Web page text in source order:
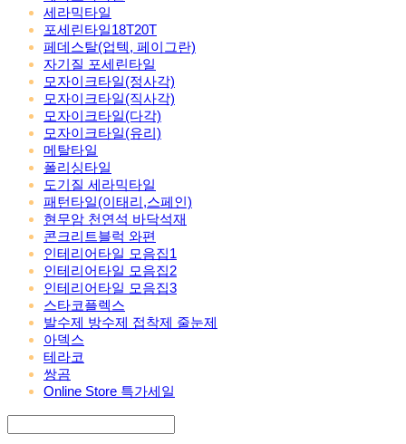
세라믹타일
포세린타일18T20T
페데스탈(업텍, 페이그란)
자기질 포세린타일
모자이크타일(정사각)
모자이크타일(직사각)
모자이크타일(다각)
모자이크타일(유리)
메탈타일
폴리싱타일
도기질 세라믹타일
패턴타일(이태리,스페인)
현무암 천연석 바닥석재
콘크리트블럭 와편
인테리어타일 모음집1
인테리어타일 모음집2
인테리어타일 모음집3
스타코플렉스
발수제 방수제 접착제 줄눈제
아덱스
테라코
쌍곰
Online Store 특가세일